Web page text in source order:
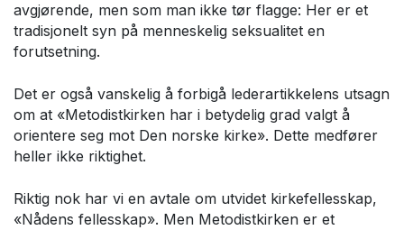
avgjørende, men som man ikke tør flagge: Her er et
tradisjonelt syn på menneskelig seksualitet en
forutsetning.
Det er også vanskelig å forbigå lederartikkelens utsagn
om at «Metodistkirken har i betydelig grad valgt å
orientere seg mot Den norske kirke». Dette medfører
heller ikke riktighet.
Riktig nok har vi en avtale om utvidet kirkefellesskap,
«Nådens fellesskap». Men Metodistkirken er et